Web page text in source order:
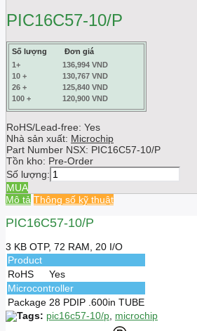
PIC16C57-10/P
Số lượng
Đơn giá
1+
136,994 VND
10 +
130,767 VND
26 +
125,840 VND
100 +
120,900 VND
RoHS/Lead-free: Yes
Nhà sản xuất: Microchip
Part Number NSX: PIC16C57-10/P
Tồn kho: Pre-Order
Số lượng:
MUA
Mô tả Thông số kỹ thuật
PIC16C57-10/P
3 KB OTP, 72 RAM, 20 I/O
Product
RoHS
Yes
Microcontroller
Package 28 PDIP .600in TUBE
Tags: pic16c57-10/p microchip